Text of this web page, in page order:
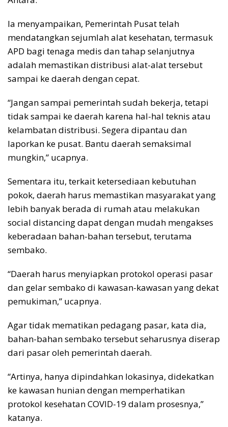
Ia menyampaikan, Pemerintah Pusat telah
mendatangkan sejumlah alat kesehatan, termasuk
APD bagi tenaga medis dan tahap selanjutnya
adalah memastikan distribusi alat-alat tersebut
sampai ke daerah dengan cepat.
“Jangan sampai pemerintah sudah bekerja, tetapi
tidak sampai ke daerah karena hal-hal teknis atau
kelambatan distribusi. Segera dipantau dan
laporkan ke pusat. Bantu daerah semaksimal
mungkin,” ucapnya.
Sementara itu, terkait ketersediaan kebutuhan
pokok, daerah harus memastikan masyarakat yang
lebih banyak berada di rumah atau melakukan
social distancing dapat dengan mudah mengakses
keberadaan bahan-bahan tersebut, terutama
sembako.
“Daerah harus menyiapkan protokol operasi pasar
dan gelar sembako di kawasan-kawasan yang dekat
pemukiman,” ucapnya.
Agar tidak mematikan pedagang pasar, kata dia,
bahan-bahan sembako tersebut seharusnya diserap
dari pasar oleh pemerintah daerah.
“Artinya, hanya dipindahkan lokasinya, didekatkan
ke kawasan hunian dengan memperhatikan
protokol kesehatan COVID-19 dalam prosesnya,”
katanya.